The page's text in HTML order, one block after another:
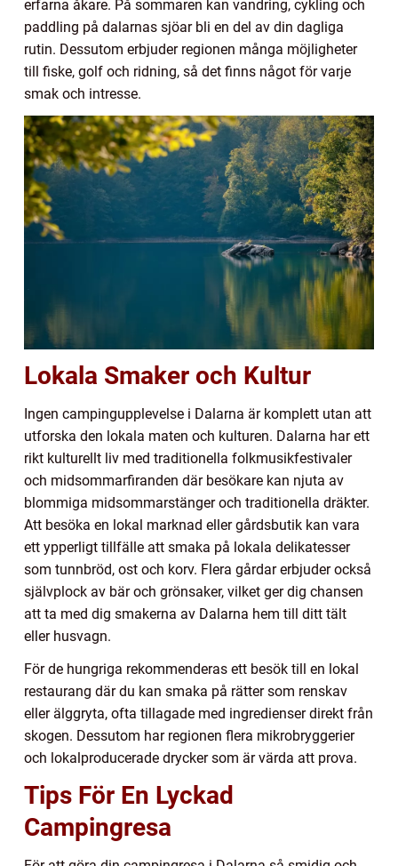
erfarna åkare. På sommaren kan vandring, cykling och
paddling på dalarnas sjöar bli en del av din dagliga
rutin. Dessutom erbjuder regionen många möjligheter
till fiske, golf och ridning, så det finns något för varje
smak och intresse.
Lokala Smaker och Kultur
Ingen campingupplevelse i Dalarna är komplett utan att
utforska den lokala maten och kulturen. Dalarna har ett
rikt kulturellt liv med traditionella folkmusikfestivaler
och midsommarfiranden där besökare kan njuta av
blommiga midsommarstänger och traditionella dräkter.
Att besöka en lokal marknad eller gårdsbutik kan vara
ett ypperligt tillfälle att smaka på lokala delikatesser
som tunnbröd, ost och korv. Flera gårdar erbjuder också
självplock av bär och grönsaker, vilket ger dig chansen
att ta med dig smakerna av Dalarna hem till ditt tält
eller husvagn.
För de hungriga rekommenderas ett besök till en lokal
restaurang där du kan smaka på rätter som renskav
eller älggryta, ofta tillagade med ingredienser direkt från
skogen. Dessutom har regionen flera mikrobryggerier
och lokalproducerade drycker som är värda att prova.
Tips För En Lyckad
Campingresa